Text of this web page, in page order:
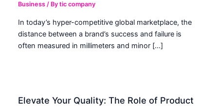
Business / Bytic company
In today’s hyper-competitive global marketplace, the
distance between a brand’s success and failure is
often measured in millimeters and minor […]
Elevate Your Quality: The Role of Product